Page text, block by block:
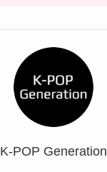
K-POP Generation